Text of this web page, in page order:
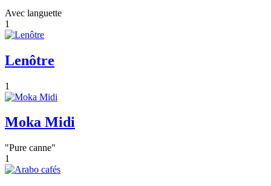
Avec languette
1
Lenôtre
1
Moka Midi
"Pure canne"
1